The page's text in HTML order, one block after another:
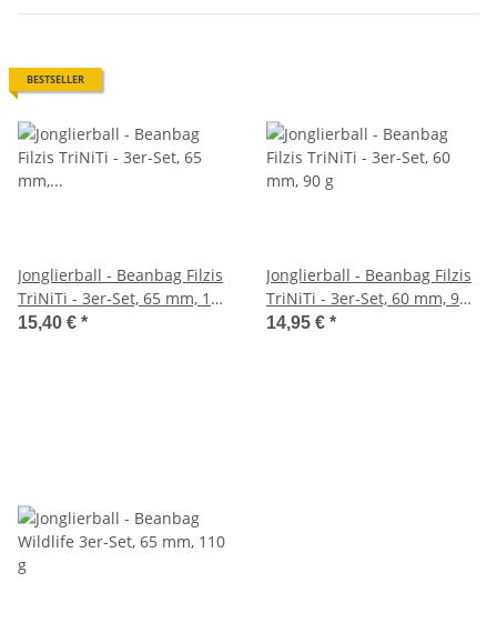
BESTSELLER
Jonglierball - Beanbag Filzis
TriNiTi - 3er-Set, 65 mm, 110
g
15,40 € *
Jonglierball - Beanbag Filzis
TriNiTi - 3er-Set, 60 mm, 90
g
14,95 € *